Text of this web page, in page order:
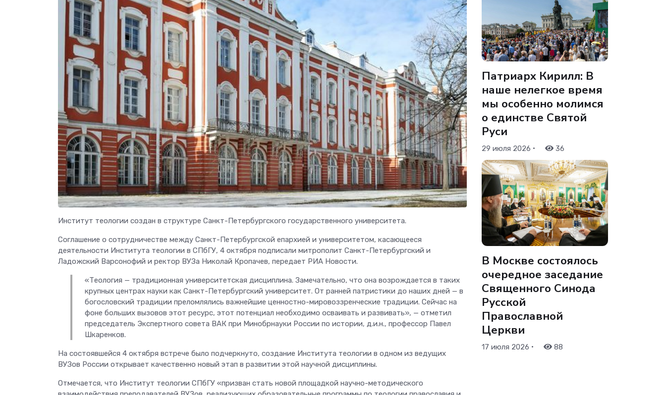
Институт теологии создан в структуре Санкт-Петербургского государственного университета.
Соглашение о сотрудничестве между Санкт-Петербургской епархией и университетом, касающееся
деятельности Института теологии в СПбГУ, 4 октября подписали митрополит Санкт-Петербургский и
Ладожский Варсонофий и ректор ВУЗа Николай Кропачев, передает РИА Новости.
«Теология — традиционная университетская дисциплина. Замечательно, что она возрождается в таких
крупных центрах науки как Санкт-Петербургский университет. От ранней патристики до наших дней — в
богословский традиции преломлялись важнейшие ценностно-мировоззренческие традиции. Сейчас на
фоне больших вызовов этот ресурс, этот потенциал необходимо осваивать и развивать», — отметил
председатель Экспертного совета ВАК при Минобрнауки России по истории, д.и.н., профессор Павел
Шкаренков.
На состоявшейся 4 октября встрече было подчеркнуто, создание Института теологии в одном из ведущих
ВУЗов России открывает качественно новый этап в развитии этой научной дисциплины.
Отмечается, что Институт теологии СПбГУ «призван стать новой площадкой научно-методического
Патриарх Кирилл: В
наше нелегкое время
мы особенно молимся
о единстве Святой
Руси
29 июля 2026 • 36
В Москве состоялось
очередное заседание
Священного Синода
Русской
Православной
Церкви
17 июля 2026 • 88